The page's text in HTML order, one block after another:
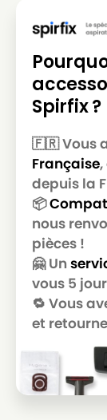
Spirfix ?
🇫🇷 Vous
Française
depuis la
📦
nous
pièces !
🤗 Un
vous 5
🔁 Vous
et